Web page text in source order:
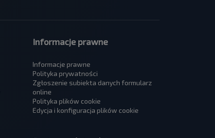
Informacje prawne
Informacje prawne
Polityka prywatności
Zgłoszenie subiekta danych formularz
online
Polityka plików cookie
Edycja i konfiguracja plików cookie